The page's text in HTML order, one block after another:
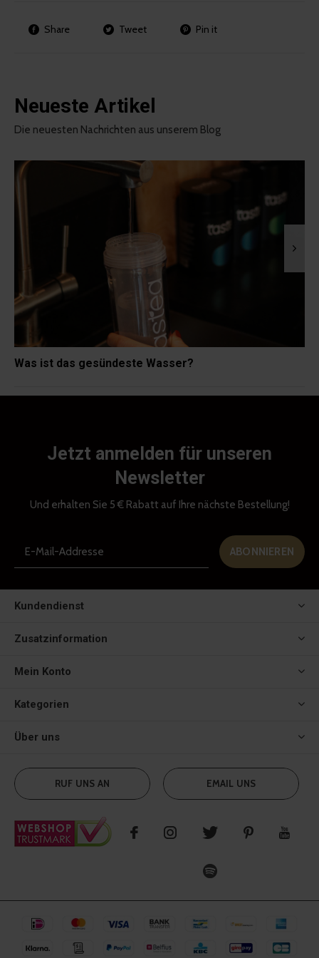
Share Tweet Pin it
Neueste Artikel
Die neuesten Nachrichten aus unserem Blog
Was ist das gesündeste Wasser?
Jetzt anmelden für unseren
Newsletter
Und erhalten Sie 5 € Rabatt auf Ihre nächste Bestellung!
ABONNIEREN
Kundendienst
Zusatzinformation
Mein Konto
Kategorien
Über uns
RUF UNS AN EMAIL UNS